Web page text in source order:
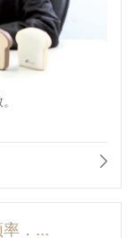
．...